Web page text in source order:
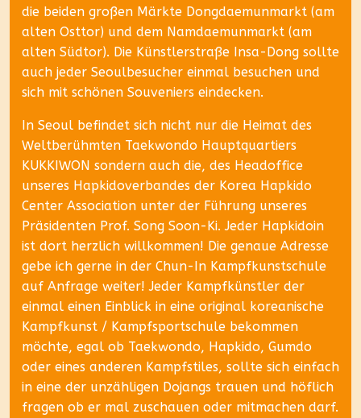
die beiden großen Märkte Dongdaemunmarkt (am
alten Osttor) und dem Namdaemunmarkt (am
alten Südtor). Die Künstlerstraße Insa-Dong sollte
auch jeder Seoulbesucher einmal besuchen und
sich mit schönen Souveniers eindecken.
In Seoul befindet sich nicht nur die Heimat des
Weltberühmten Taekwondo Hauptquartiers
KUKKIWON sondern auch die, des Headoffice
unseres Hapkidoverbandes der Korea Hapkido
Center Association unter der Führung unseres
Präsidenten Prof. Song Soon-Ki. Jeder Hapkidoin
ist dort herzlich willkommen! Die genaue Adresse
gebe ich gerne in der Chun-In Kampfkunstschule
auf Anfrage weiter! Jeder Kampfkünstler der
einmal einen Einblick in eine original koreanische
Kampfkunst / Kampfsportschule bekommen
möchte, egal ob Taekwondo, Hapkido, Gumdo
oder eines anderen Kampfstiles, sollte sich einfach
in eine der unzähligen Dojangs trauen und höflich
fragen ob er mal zuschauen oder mitmachen darf.